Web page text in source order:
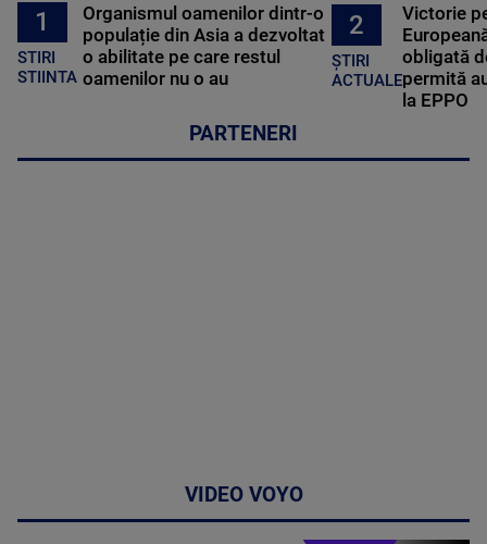
1
STIRI
STIINTA
Organismul oamenilor dintr-o
populație din Asia a dezvoltat
o abilitate pe care restul
oamenilor nu o au
2
ȘTIRI
ACTUALE
Victorie
obligată
permită
la EPPO
PARTENERI
VIDEO VOYO